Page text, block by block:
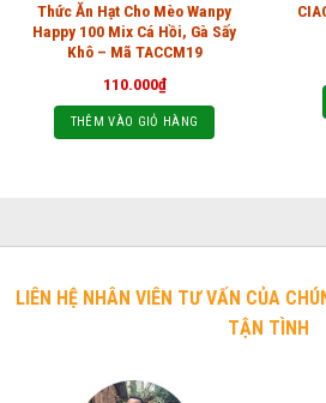
Thức Ăn Hạt Cho Mèo Wanpy
Happy 100 Mix Cá Hồi, Gà Sấy
Khô – Mã TACCM19
110.000₫
THÊM VÀO GIỎ HÀNG
LIÊN HỆ NHÂN VIÊN TƯ VẤN CỦA
TẬN TÌNH